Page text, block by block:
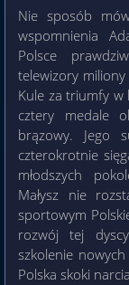
Nie sposób
wspomnienia
Polsce
telewizory miliony
Kule za triumfy w
cztery medale
brązowy. Jego
czterokrotnie
młodszych
Małysz nie
sportowym
rozwój tej
szkolenie
Polska skoki